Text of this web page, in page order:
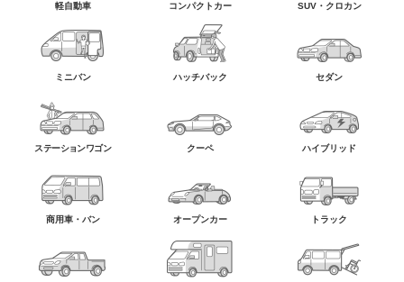
軽自動車 コンパクトカー SUV・クロカン
ミニバン ハッチバック セダン
ステーションワゴン クーペ ハイブリッド
商用車・バン オープンカー トラック